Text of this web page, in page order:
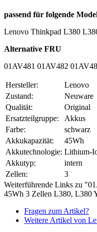
passend für folgende
Lenovo Thinkpad L380
Alternative FRU
01AV481 01AV482
Hersteller:
Lenovo
Zustand:
Neuware
Qualität:
Original
Ersatzteilgruppe:
Akkus
Farbe:
schwarz
Akkukapazität:
45Wh
Akkutechnologie: Lithium-
Akkutyp:
intern
Zellen:
3
Weiterführende Links zu
45Wh 3 Zellen L380, L380
Fragen zum Artikel?
Weitere Artikel von